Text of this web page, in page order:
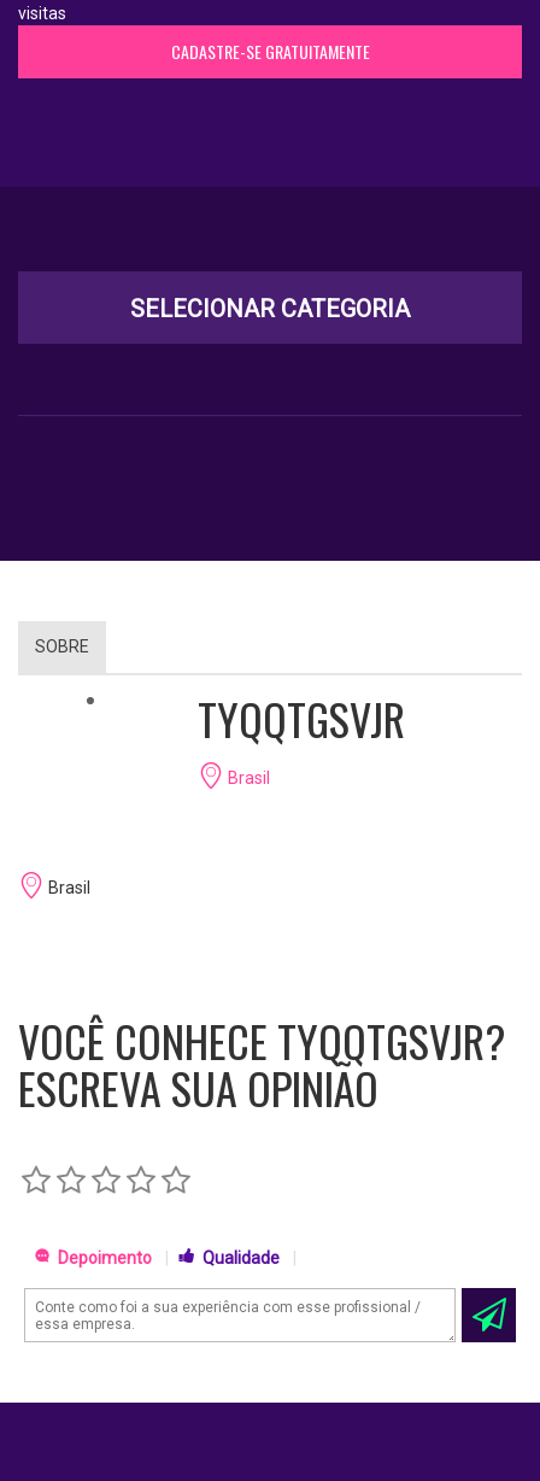
visitas
CADASTRE-SE GRATUITAMENTE
SELECIONAR CATEGORIA
SOBRE
TYQQTGSVJR
Brasil
Brasil
VOCÊ CONHECE TYQQTGSVJR?
ESCREVA SUA OPINIÃO
Depoimento Qualidade